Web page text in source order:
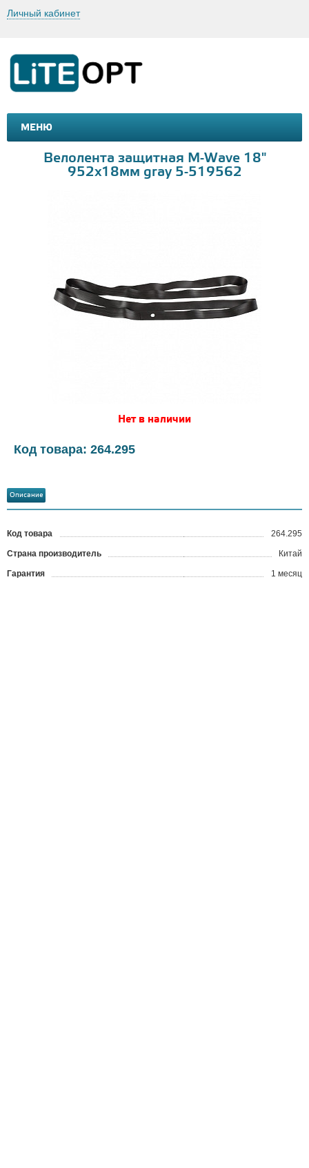
Личный кабинет
МЕНЮ
МАШИНКИ И МОТОЦИКЛЫ
Велолента защитная M-Wave 18"
952х18мм gray 5-519562
Нет в наличии
Код товара: 264.295
Описание
Код товара 264.295
Страна производитель Китай
Гарантия 1 месяц